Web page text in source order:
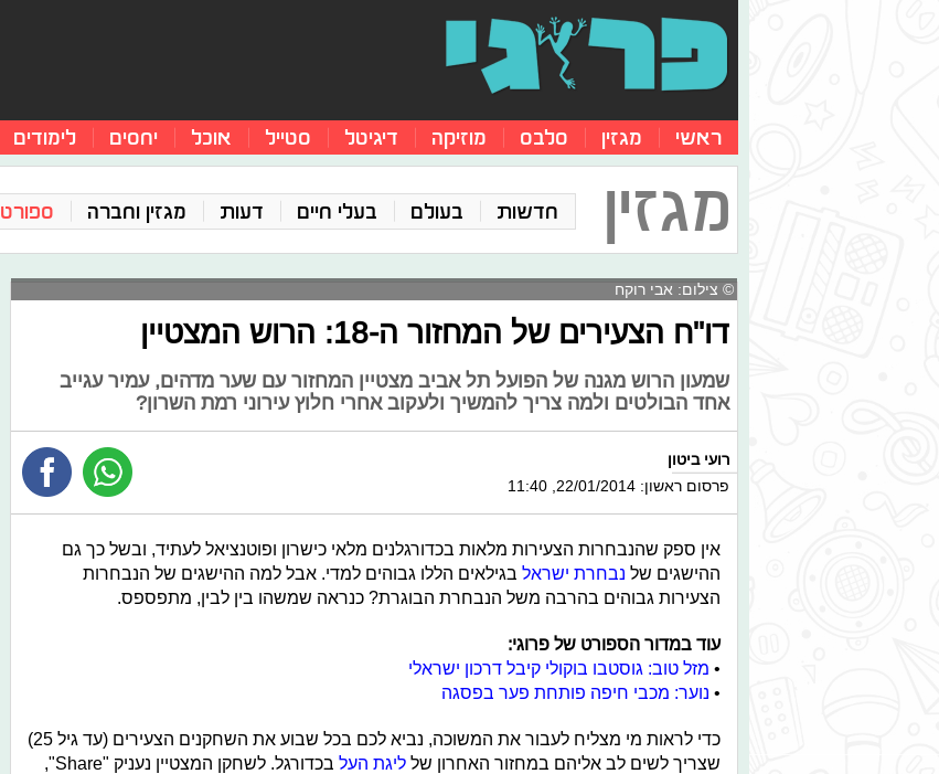
ראשי מגזין סלבס מוזיקה דיגיטל סטייל אוכל יחסים לימודים
מגזין חדשות בעולם בעלי חיים דעות מגזין וחברה ספורט
© צילום: אבי רוקח
דו"ח הצעירים של המחזור ה-18: הרוש המצטיין
שמעון הרוש מגנה של הפועל תל אביב מצטיין המחזור עם שער מדהים, עמיר עגייב
אחד הבולטים ולמה צריך להמשיך ולעקוב אחרי חלוץ עירוני רמת השרון?
רועי ביטון
פרסום ראשון: 22/01/2014, 11:40
אין ספק שהנבחרות הצעירות מלאות בכדורגלנים מלאי כישרון ופוטנציאל לעתיד, ובשל כך גם
ההישגים של נבחרת ישראל בגילאים הללו גבוהים למדי. אבל למה ההישגים של הנבחרות
הצעירות גבוהים בהרבה משל הנבחרת הבוגרת? כנראה שמשהו בין לבין, מתפספס.
עוד במדור הספורט של פרוגי:
• מזל טוב: גוסטבו בוקולי קיבל דרכון ישראלי
• נוער: מכבי חיפה פותחת פער בפסגה
כדי לראות מי מצליח לעבור את המשוכה, נביא לכם בכל שבוע את השחקנים הצעירים (עד גיל 25)
שצריך לשים לב אליהם במחזור האחרון של ליגת העל
בכדורגל. לשחקן המצטיין נעניק "Share",